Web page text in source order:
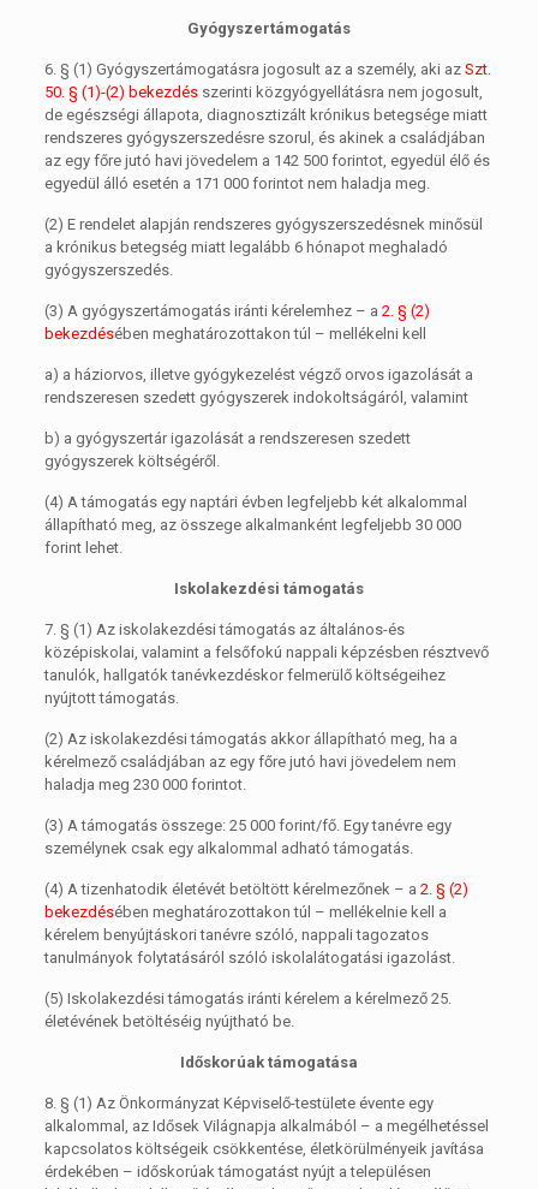
Gyógyszertámogatás
6. § (1) Gyógyszertámogatásra jogosult az a személy, aki az Szt.
50. § (1)-(2) bekezdésszerinti közgyógyellátásra nem jogosult,
de egészségi állapota, diagnosztizált krónikus betegsége miatt
rendszeres gyógyszerszedésre szorul, és akinek a családjában
az egy főre jutó havi jövedelem a 142 500 forintot, egyedül élő és
egyedül álló esetén a 171 000 forintot nem haladja meg.
(2) E rendelet alapján rendszeres gyógyszerszedésnek minősül
a krónikus betegség miatt legalább 6 hónapot meghaladó
gyógyszerszedés.
(3) A gyógyszertámogatás iránti kérelemhez – a 2. § (2)
bekezdésében meghatározottakon túl – mellékelni kell
a) a háziorvos, illetve gyógykezelést végző orvos igazolását a
rendszeresen szedett gyógyszerek indokoltságáról, valamint
b) a gyógyszertár igazolását a rendszeresen szedett
gyógyszerek költségéről.
(4) A támogatás egy naptári évben legfeljebb két alkalommal
állapítható meg, az összege alkalmanként legfeljebb 30 000
forint lehet.
Iskolakezdési támogatás
7. § (1) Az iskolakezdési támogatás az általános-és
középiskolai, valamint a felsőfokú nappali képzésben résztvevő
tanulók, hallgatók tanévkezdéskor felmerülő költségeihez
nyújtott támogatás.
(2) Az iskolakezdési támogatás akkor állapítható meg, ha a
kérelmező családjában az egy főre jutó havi jövedelem nem
haladja meg 230 000 forintot.
(3) A támogatás összege: 25 000 forint/fő. Egy tanévre egy
személynek csak egy alkalommal adható támogatás.
(4) A tizenhatodik életévét betöltött kérelmezőnek – a 2. § (2)
bekezdésében meghatározottakon túl – mellékelnie kell a
kérelem benyújtáskori tanévre szóló, nappali tagozatos
tanulmányok folytatásáról szóló iskolalátogatási igazolást.
(5) Iskolakezdési támogatás iránti kérelem a kérelmező 25.
életévének betöltéséig nyújtható be.
Időskorúak támogatása
8. § (1) Az Önkormányzat Képviselő-testülete évente egy
alkalommal, az Idősek Világnapja alkalmából – a megélhetéssel
kapcsolatos költségeik csökkentése, életkörülményeik javítása
érdekében – időskorúak támogatást nyújt a településen